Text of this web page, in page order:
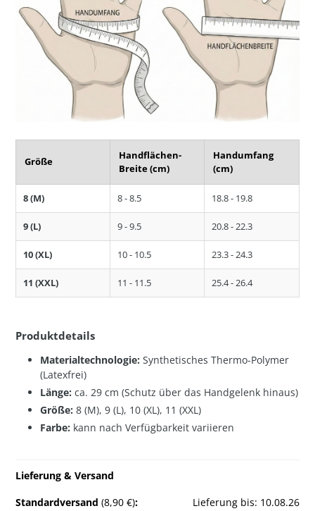
Größe
Handflächen-
Breite (cm)
Handumfang
(cm)
8 (M) 8 - 8.5 18.8 - 19.8
9 (L) 9 - 9.5 20.8 - 22.3
10 (XL) 10 - 10.5 23.3 - 24.3
11 (XXL) 11 - 11.5 25.4 - 26.4
Produktdetails
Materialtechnologie: Synthetisches Thermo-Polymer
(Latexfrei)
Länge: ca. 29 cm (Schutz über das Handgelenk hinaus)
Größe: 8 (M), 9 (L), 10 (XL), 11 (XXL)
Farbe: kann nach Verfügbarkeit variieren
Lieferung & Versand
Standardversand (8,90 €):
Lieferung bis: 10.08.26